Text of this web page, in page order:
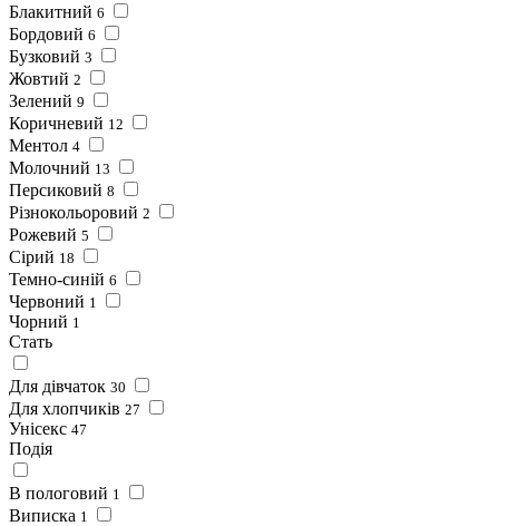
Блакитний 6
Бордовий 6
Бузковий 3
Жовтий 2
Зелений 9
Коричневий 12
Ментол 4
Молочний 13
Персиковий 8
Різнокольоровий 2
Рожевий 5
Сірий 18
Темно-синій 6
Червоний 1
Чорний 1
Стать
Для дівчаток 30
Для хлопчиків 27
Унісекс 47
Подія
В пологовий 1
Виписка 1